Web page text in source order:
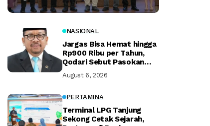
NASIONAL
Jargas Bisa Hemat hingga
Rp900 Ribu per Tahun,
Qodari Sebut Pasokan
August 6, 2026
PERTAMINA
Terminal LPG Tanjung
Sekong Cetak Sejarah,